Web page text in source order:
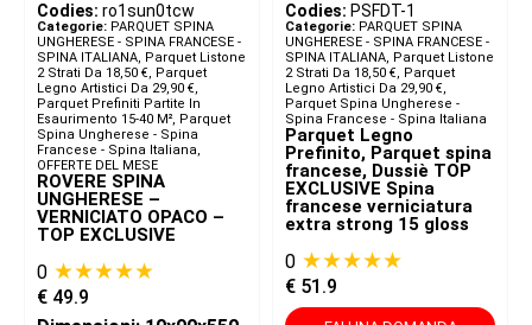
Codies: ro1sun0tcw
Categorie: PARQUET SPINA
UNGHERESE - SPINA FRANCESE -
SPINA ITALIANA​, Parquet Listone
2 Strati Da 18,50 €, Parquet
Legno Artistici Da 29,90 €,
Parquet Prefiniti Partite In
Esaurimento 15-40 M², Parquet
Spina Ungherese - Spina
Francese - Spina Italiana,
OFFERTE DEL MESE
ROVERE SPINA
UNGHERESE –
VERNICIATO OPACO –
TOP EXCLUSIVE
0 ★★★★★
€ 49.9
Codies: PSFDT-1
Categorie: PARQUET SPINA
UNGHERESE - SPINA FRANCESE -
SPINA ITALIANA​, Parquet Listone
2 Strati Da 18,50 €, Parquet
Legno Artistici Da 29,90 €,
Parquet Spina Ungherese -
Spina Francese - Spina Italiana
Parquet Legno
Prefinito, Parquet spina
francese, Dussiè TOP
EXCLUSIVE Spina
francese verniciatura
extra strong 15 gloss
0 ★★★★★
€ 51.9